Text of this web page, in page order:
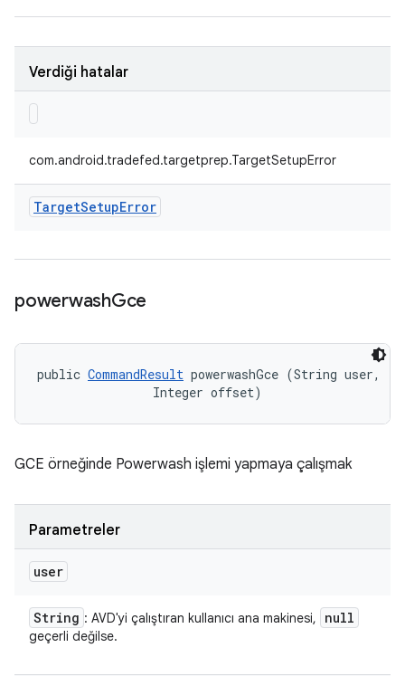
Verdiği hatalar
com.android.tradefed.targetprep.TargetSetupError
TargetSetupError
powerwashGce
public CommandResult powerwashGce (String user,
                Integer offset)
GCE örneğinde Powerwash işlemi yapmaya çalışmak
Parametreler
user
String : AVD'yi çalıştıran kullanıcı ana makinesi, null
geçerli değilse.